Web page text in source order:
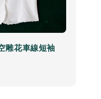
雕花車線短袖